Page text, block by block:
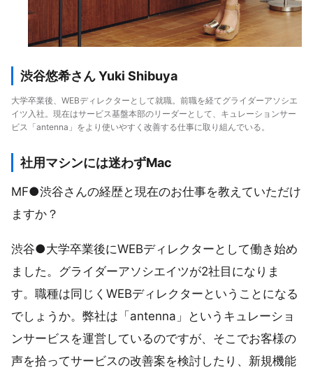
渋谷悠希さん Yuki Shibuya
大学卒業後、WEBディレクターとして就職。前職を経てグライダーアソシエ
イツ入社。現在はサービス基盤本部のリーダーとして、キュレーションサー
ビス「antenna」をより使いやすく改善する仕事に取り組んでいる。
社用マシンには迷わずMac
MF●渋谷さんの経歴と現在のお仕事を教えていただけ
ますか？
渋谷●大学卒業後にWEBディレクターとして働き始め
ました。グライダーアソシエイツが2社目になりま
す。職種は同じくWEBディレクターということになる
でしょうか。弊社は「antenna」というキュレーショ
ンサービスを運営しているのですが、そこでお客様の
声を拾ってサービスの改善案を検討したり、新規機能